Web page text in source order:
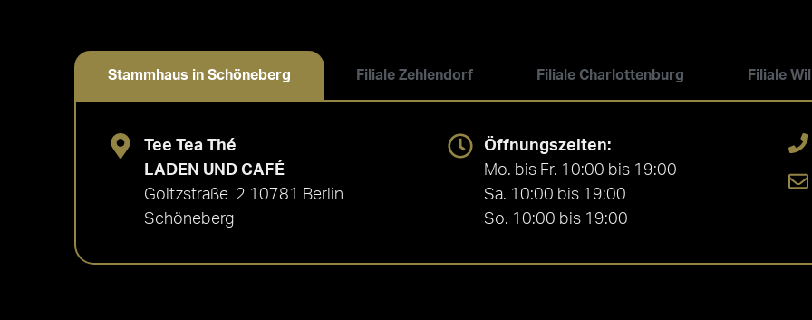
Stammhaus in Schöneberg Filiale Zehlendorf Filiale Charlottenburg Filiale
Tee Tea Thé
LADEN UND CAFÉ
Goltzstraße 2 10781 Berlin
Schöneberg
Öffnungszeiten:
Mo. bis Fr. 10:00 bis 19:00
Sa. 10:00 bis 19:00
So. 10:00 bis 19:00